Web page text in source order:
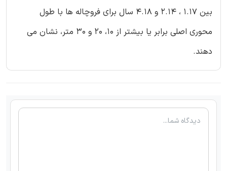
بین 1.17 ، 2.14 و 4.18 سال برای فروچاله ها با طول
محوری اصلی برابر یا بیشتر از 10، 20 و 30 متر، نشان می
دهند.